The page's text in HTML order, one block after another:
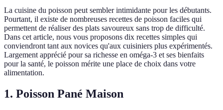
La cuisine du poisson peut sembler intimidante pour les débutants.
Pourtant, il existe de nombreuses recettes de poisson faciles qui
permettent de réaliser des plats savoureux sans trop de difficulté.
Dans cet article, nous vous proposons dix recettes simples qui
conviendront tant aux novices qu'aux cuisiniers plus expérimentés.
Largement apprécié pour sa richesse en oméga-3 et ses bienfaits
pour la santé, le poisson mérite une place de choix dans votre
alimentation.
1. Poisson Pané Maison